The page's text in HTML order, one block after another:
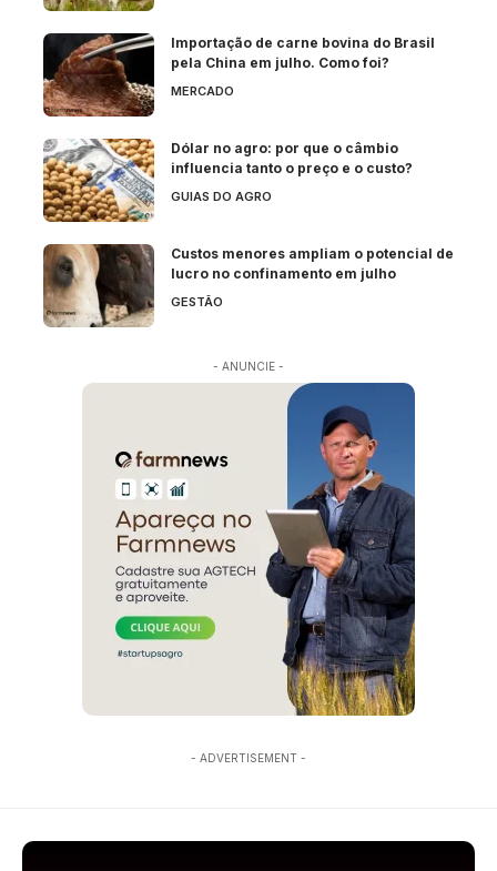
Importação de carne bovina do Brasil
pela China em julho. Como foi?
MERCADO
Dólar no agro: por que o câmbio
influencia tanto o preço e o custo?
GUIAS DO AGRO
Custos menores ampliam o potencial de
lucro no confinamento em julho
GESTÃO
- ANUNCIE -
- ADVERTISEMENT -